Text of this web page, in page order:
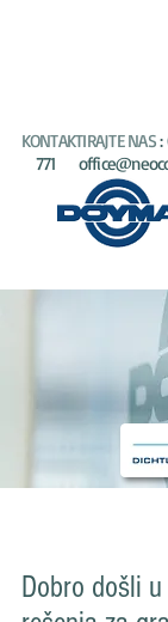
KONTAKTIRAJTE NAS:
771
Dobro došli